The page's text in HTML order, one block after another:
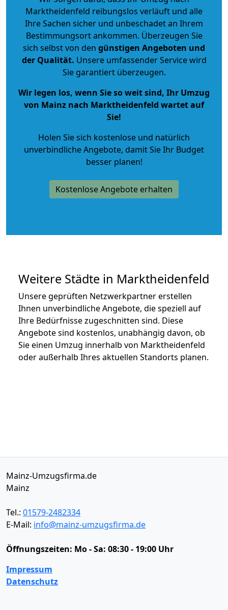
Marktheidenfeld reibungslos verläuft und alle
Ihre Sachen sicher und unbeschadet an Ihrem
Bestimmungsort ankommen. Überzeugen Sie
sich selbst von den günstigen Angeboten und
der Qualität. Unsere umfassender Service wird
Sie garantiert überzeugen.
Wir legen los, wenn Sie so weit sind, Ihr Umzug
von Mainz nach Marktheidenfeld wartet auf
Sie!
Holen Sie sich kostenlose und natürlich
unverbindliche Angebote, damit Sie Ihr Budget
besser planen!
Kostenlose Angebote erhalten
Weitere Städte in Marktheidenfeld
Unsere geprüften Netzwerkpartner erstellen
Ihnen unverbindliche Angebote, die speziell auf
Ihre Bedürfnisse zugeschnitten sind. Diese
Angebote sind kostenlos, unabhängig davon, ob
Sie einen Umzug innerhalb von Marktheidenfeld
oder außerhalb Ihres aktuellen Standorts planen.
Mainz-Umzugsfirma.de
Mainz
Tel.: 01579-2482334
E-Mail: info@mainz-umzugsfirma.de
Öffnungszeiten: Mo - Sa: 08:30 - 19:00 Uhr
Impressum
Datenschutz